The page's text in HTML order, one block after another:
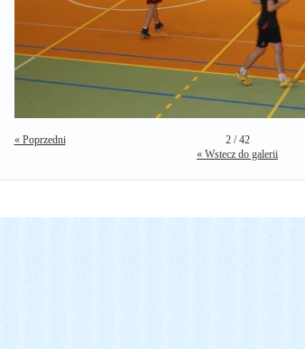
« Poprzedni 2 / 42
« Wstecz do galerii